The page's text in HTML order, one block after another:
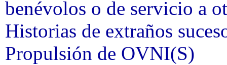
benévolos o de servicio a
Historias de extraños
Propulsión de OVNI(S)